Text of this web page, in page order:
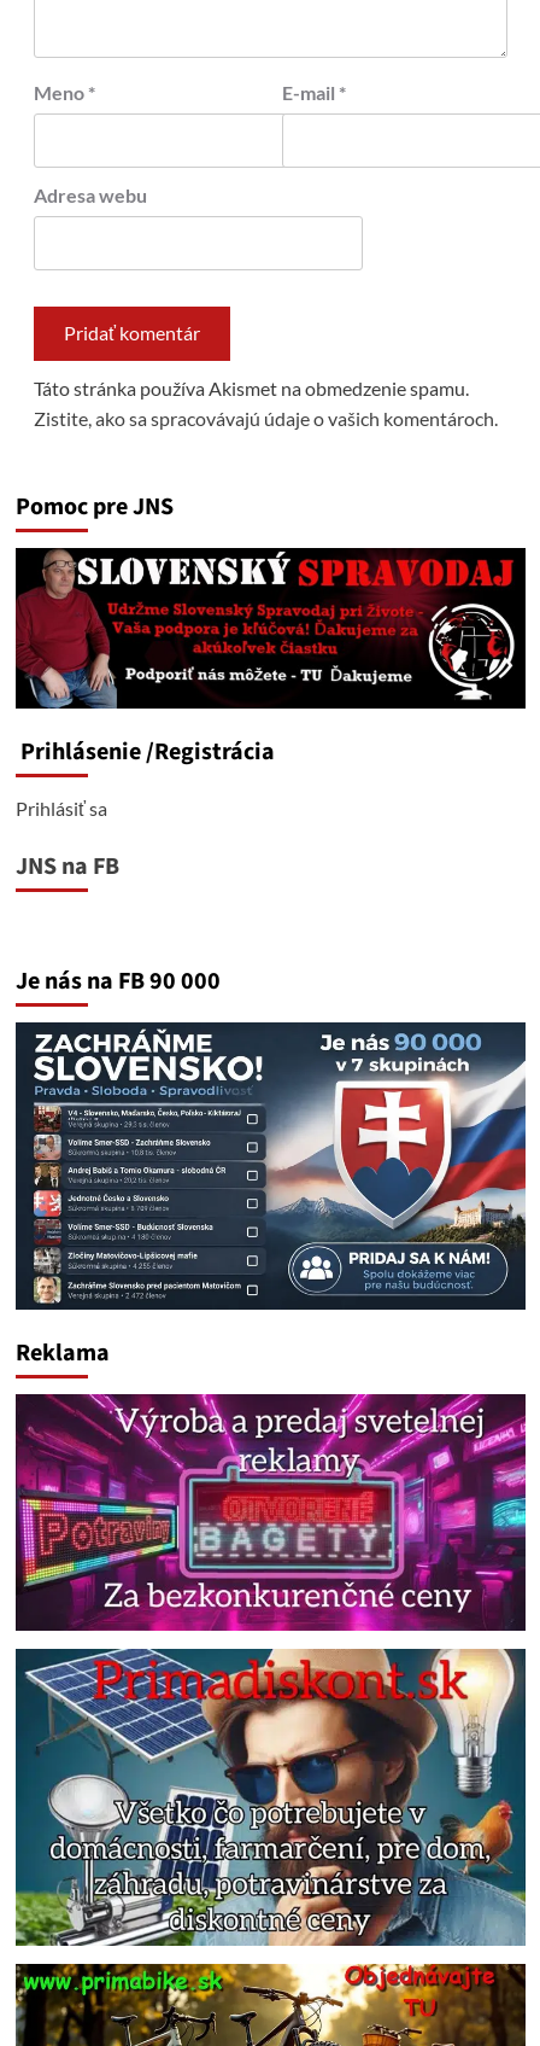
Meno * E-mail *
Adresa webu
Táto stránka používa Akismet na obmedzenie spamu.
Zistite, ako sa spracovávajú údaje o vašich komentároch.
Pomoc pre JNS
Prihlásenie/Registrácia
Prihlásiť sa
JNS na FB
Je nás na FB 90 000
Reklama